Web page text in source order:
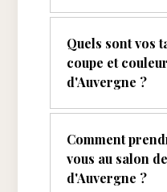
Quels sont vos
coupe et
d'Auvergne ?
Comment
vous au salon
d'Auvergne ?